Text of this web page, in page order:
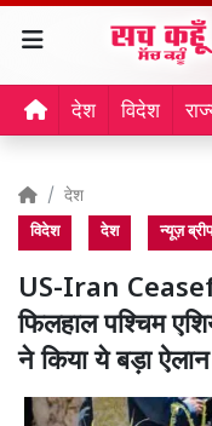
देश विदेश
देश
विदेश देश न्यूज़
US-Iran
फिलहाल पश्चिम
ने किया ये बड़ा ऐलान